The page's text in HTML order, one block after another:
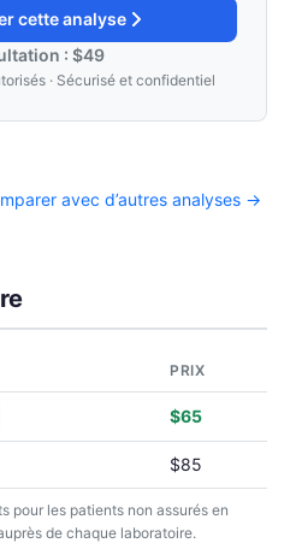
cette analyse
: $49
· Sécurisé et confidentiel
avec d’autres analyses →
PRIX
$65
$85
pour les patients non assurés en
de chaque laboratoire.